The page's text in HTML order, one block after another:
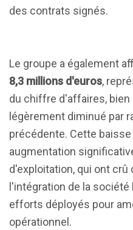
des contrats signés.
Le groupe a également
8,3 millions d'euros,
du chiffre d'affaires,
légèrement diminué par
précédente. Cette
augmentation
d'exploitation, qui ont crû
l'intégration de la société
efforts déployés pour
opérationnel.